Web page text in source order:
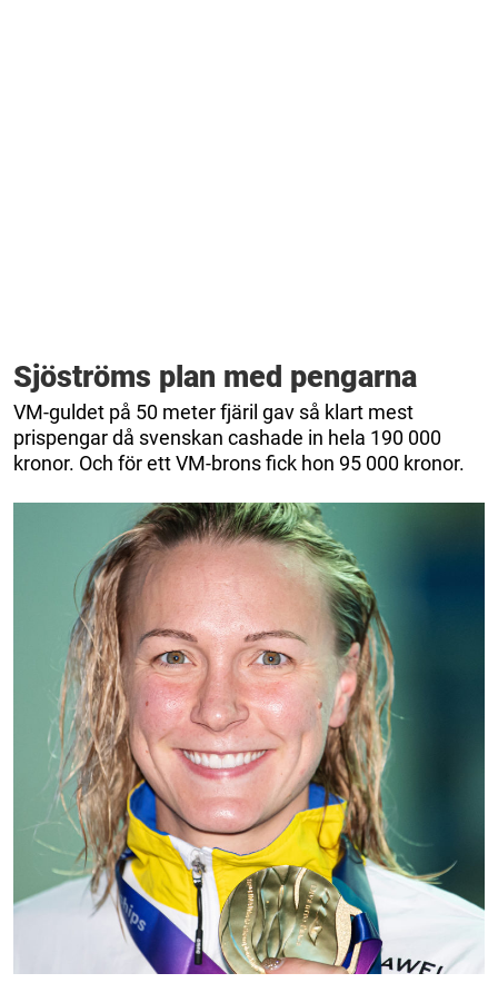
Sjöströms plan med pengarna
VM-guldet på 50 meter fjäril gav så klart mest
prispengar då svenskan cashade in hela 190 000
kronor. Och för ett VM-brons fick hon 95 000 kronor.